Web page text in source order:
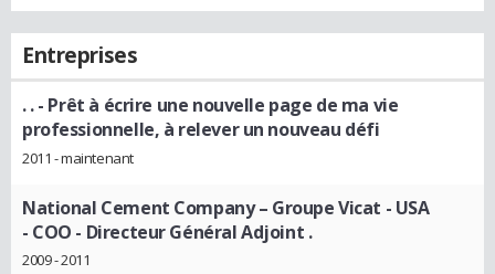
Entreprises
. .- Prêt à écrire une nouvelle page de ma vie
professionnelle, à relever un nouveau défi
2011 - maintenant
National Cement Company – Groupe Vicat - USA
- COO - Directeur Général Adjoint .
2009 - 2011